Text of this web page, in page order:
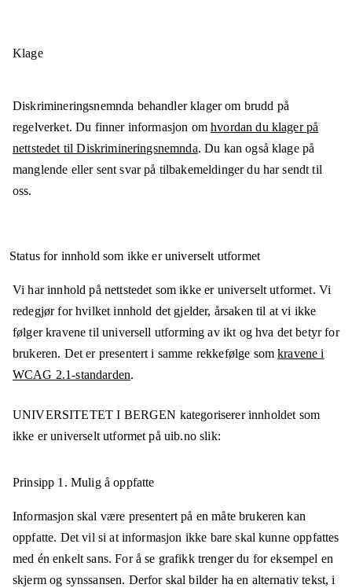
Klage
Diskrimineringsnemnda behandler klager om brudd på
regelverket. Du finner informasjon omhvordan du klager på
nettstedet til Diskrimineringsnemnda. Du kan også klage på
manglende eller sent svar på tilbakemeldinger du har sendt til
oss.
Status for innhold som ikke er universelt utformet
Vi har innhold på nettstedet som ikke er universelt utformet. Vi
redegjør for hvilket innhold det gjelder, årsaken til at vi ikke
følger kravene til universell utforming av ikt og hva det betyr for
brukeren. Det er presentert i samme rekkefølge somkravene i
WCAG 2.1-standarden.
UNIVERSITETET I BERGEN kategoriserer innholdet som
ikke er universelt utformet på uib.noslik:
Prinsipp 1. Mulig å oppfatte
Informasjon skal være presentert på en måte brukeren kan
oppfatte. Det vil si at informasjon ikke bare skal kunne oppfattes
med én enkelt sans. For å se grafikk trenger du for eksempel en
skjerm og synssansen. Derfor skal bilder ha en alternativ tekst, i